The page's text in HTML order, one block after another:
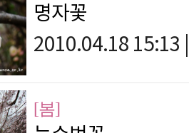
명자꽃
2010.04.18 15:13
[봄]